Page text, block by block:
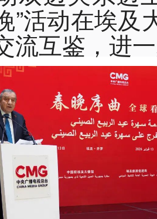
”活动在埃及
流互鉴，进